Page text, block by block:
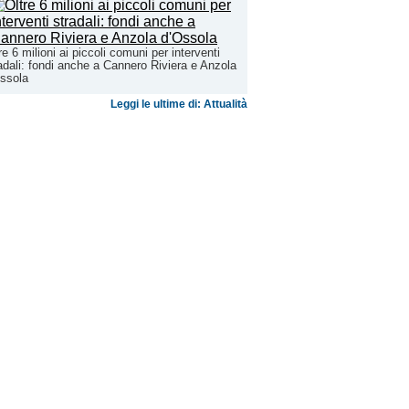
6 milioni ai piccoli comuni per interventi
fondi anche a Cannero Riviera e Anzola
Leggi le ultime di: Attualità